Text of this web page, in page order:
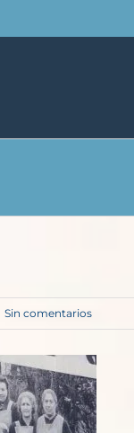
Sin comentarios